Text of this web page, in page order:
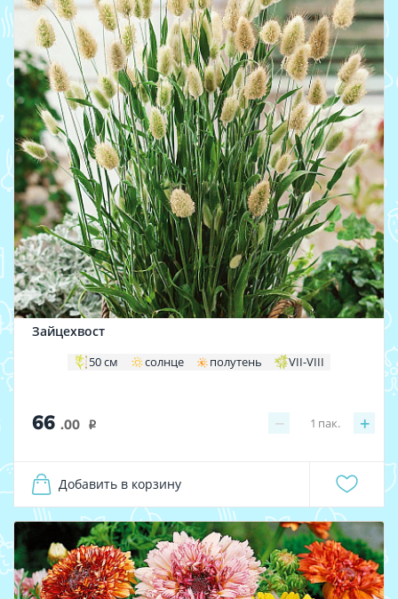
Зайцехвост
50 см солнце полутень VII-VIII
66 .00 i − +
1 пак.
Добавить в корзину